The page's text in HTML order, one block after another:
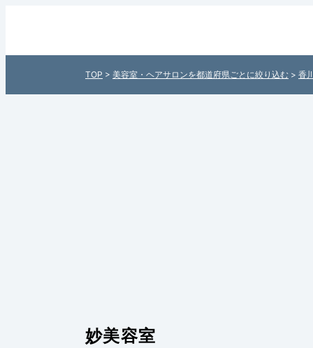
本全国の美容室・ヘアサロン検
TOP > 美容室・ヘアサロンを都道府県ごとに絞り込む > 香
妙美容室